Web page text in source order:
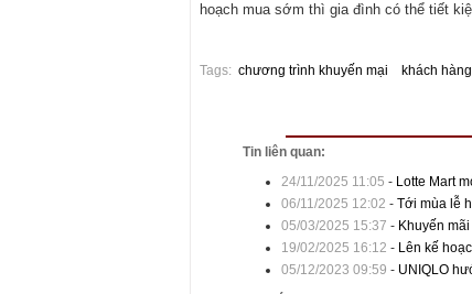
hoạch mua sớm thì gia đình có thể tiết
Tags: chương trình khuyến mại khách
Tin liên quan:
24/11/2025 11:05 - Lotte Mart
06/11/2025 12:02 - Tới mùa lễ
05/03/2025 15:37 - Khuyến
19/02/2025 16:12 - Lên kế
05/12/2023 09:59 - UNIQLO